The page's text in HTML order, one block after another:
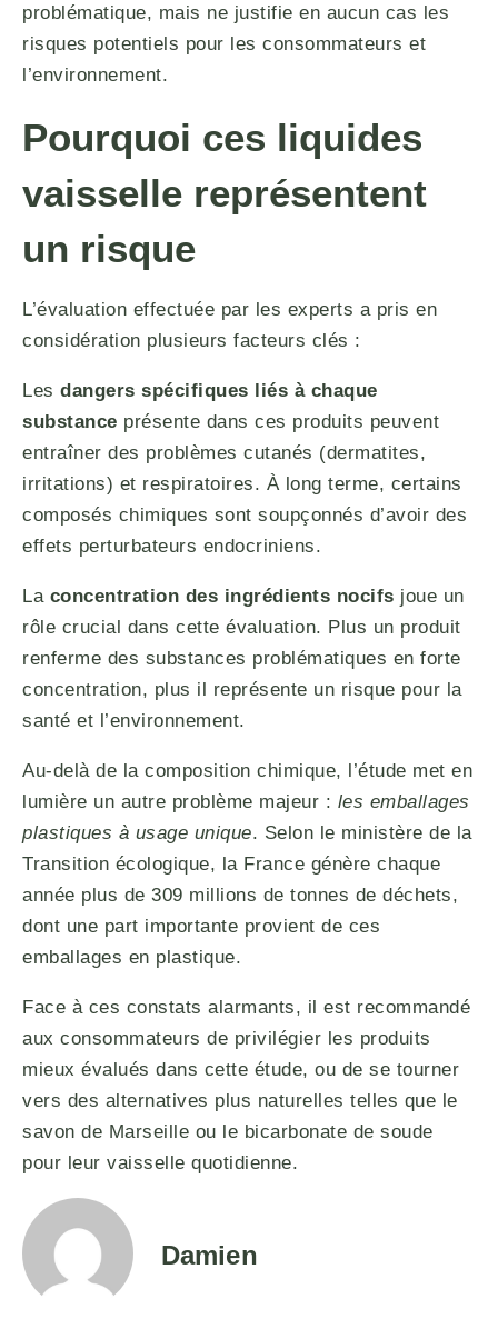
problématique, mais ne justifie en aucun cas les
risques potentiels pour les consommateurs et
l’environnement.
Pourquoi ces liquides
vaisselle représentent
un risque
L’évaluation effectuée par les experts a pris en
considération plusieurs facteurs clés :
Les dangers spécifiques liés à chaque
substance présente dans ces produits peuvent
entraîner des problèmes cutanés (dermatites,
irritations) et respiratoires. À long terme, certains
composés chimiques sont soupçonnés d’avoir des
effets perturbateurs endocriniens.
La concentration des ingrédients nocifs joue un
rôle crucial dans cette évaluation. Plus un produit
renferme des substances problématiques en forte
concentration, plus il représente un risque pour la
santé et l’environnement.
Au-delà de la composition chimique, l’étude met en
lumière un autre problème majeur : les emballages
plastiques à usage unique. Selon le ministère de la
Transition écologique, la France génère chaque
année plus de 309 millions de tonnes de déchets,
dont une part importante provient de ces
emballages en plastique.
Face à ces constats alarmants, il est recommandé
aux consommateurs de privilégier les produits
mieux évalués dans cette étude, ou de se tourner
vers des alternatives plus naturelles telles que le
savon de Marseille ou le bicarbonate de soude
pour leur vaisselle quotidienne.
Damien